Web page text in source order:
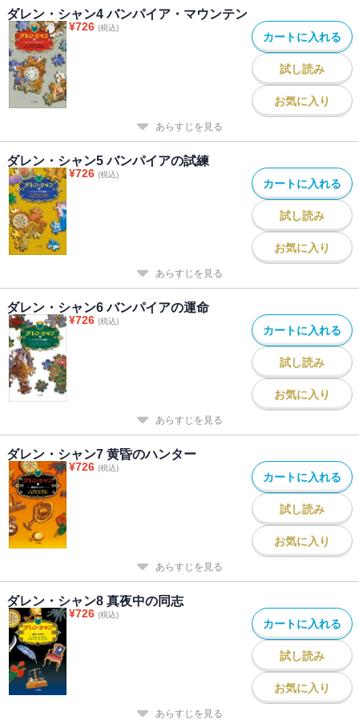
ダレン・シャン4 バンパイア・マウンテン
¥726 (税込)
カートに入れる
試し読み
お気に入り
あらすじを見る
ダレン・シャン5 バンパイアの試練
¥726 (税込)
カートに入れる
試し読み
お気に入り
あらすじを見る
ダレン・シャン6 バンパイアの運命
¥726 (税込)
カートに入れる
試し読み
お気に入り
あらすじを見る
ダレン・シャン7 黄昏のハンター
¥726 (税込)
カートに入れる
試し読み
お気に入り
あらすじを見る
ダレン・シャン8 真夜中の同志
¥726 (税込)
カートに入れる
試し読み
お気に入り
あらすじを見る